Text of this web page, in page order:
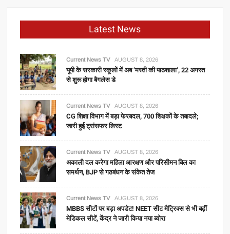
की
‘जिरकोन’
दुनिया
Latest News
Current News TV AUGUST 8, 2026
यूपी के सरकारी स्कूलों में अब ‘मस्ती की पाठशाला’, 22 अगस्त
से शुरू होगा बैगलेस डे
Current News TV AUGUST 8, 2026
CG शिक्षा विभाग में बड़ा फेरबदल, 700 शिक्षकों के तबादले;
जारी हुई ट्रांसफर लिस्ट
Current News TV AUGUST 8, 2026
अकाली दल करेगा महिला आरक्षण और परिसीमन बिल का
समर्थन, BJP से गठबंधन के संकेत तेज
Current News TV AUGUST 8, 2026
MBBS सीटों पर बड़ा अपडेट! NEET सीट मैट्रिक्स से भी बढ़ीं
मेडिकल सीटें, केंद्र ने जारी किया नया ब्योरा